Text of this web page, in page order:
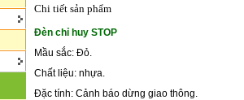
Chi tiết sản phẩm
Đèn chỉ huy STOP
Mầu sắc: Đỏ.
Chất liệu: nhựa.
Đặc tính: Cảnh báo dừng giao thông.